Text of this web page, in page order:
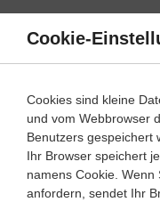
Direkt
Inhalt
Englisch einfach
Klasse 5
Cookie-
Cookies sind kleine
und vom Webbrowser
Benutzers gespeichert
Ihr Browser speichert
namens Cookie.
anfordern, sendet Ihr